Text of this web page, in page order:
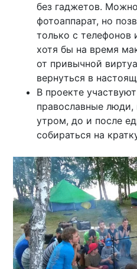
без гаджетов.
фотоаппарат, но
только с телефонов
хотя бы на время
от привычной
вернуться в
В проекте
православные люди,
утром, до и после
собираться на